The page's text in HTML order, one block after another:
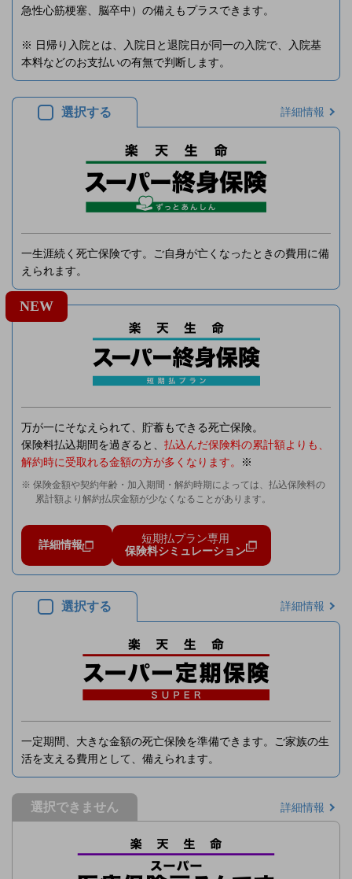
急性心筋梗塞、脳卒中）の備えもプラスできます。
※ 日帰り入院とは、入院日と退院日が同一の入院で、入院基
本料などのお支払いの有無で判断します。
選択する 詳細情報
一生涯続く死亡保険です。ご自身が亡くなったときの費用に備
えられます。
NEW
万が一にそなえられて、貯蓄もできる死亡保険。
保険料払込期間を過ぎると、 払込んだ保険料の累計額よりも、
解約時に受取れる金額の方が多くなります。
※
※ 保険金額や契約年齢・加入期間・解約時期によっては、払込保険料の
累計額より解約払戻金額が少なくなることがあります。
詳細情報
短期払プラン専用
保険料シミュレーション
選択する 詳細情報
一定期間、大きな金額の死亡保険を準備できます。ご家族の生
活を支える費用として、備えられます。
選択できません 詳細情報